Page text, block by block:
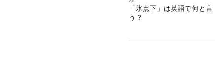
「氷点下」は英語で何と言
う？